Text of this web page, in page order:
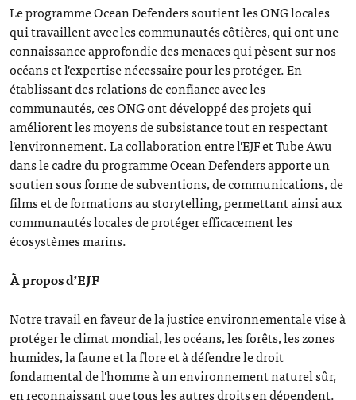
Le programme Ocean Defenders soutient les ONG locales
qui travaillent avec les communautés côtières, qui ont une
connaissance approfondie des menaces qui pèsent sur nos
océans et l'expertise nécessaire pour les protéger. En
établissant des relations de confiance avec les
communautés, ces ONG ont développé des projets qui
améliorent les moyens de subsistance tout en respectant
l'environnement. La collaboration entre l'EJF et Tube Awu
dans le cadre du programme Ocean Defenders apporte un
soutien sous forme de subventions, de communications, de
films et de formations au storytelling, permettant ainsi aux
communautés locales de protéger efficacement les
écosystèmes marins.
À propos d’EJF
Notre travail en faveur de la justice environnementale vise à
protéger le climat mondial, les océans, les forêts, les zones
humides, la faune et la flore et à défendre le droit
fondamental de l'homme à un environnement naturel sûr,
en reconnaissant que tous les autres droits en dépendent.